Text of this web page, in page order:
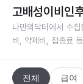
고배성이비인
나만의닥터에서 수집
비, 약제비, 접종료
전체 급여